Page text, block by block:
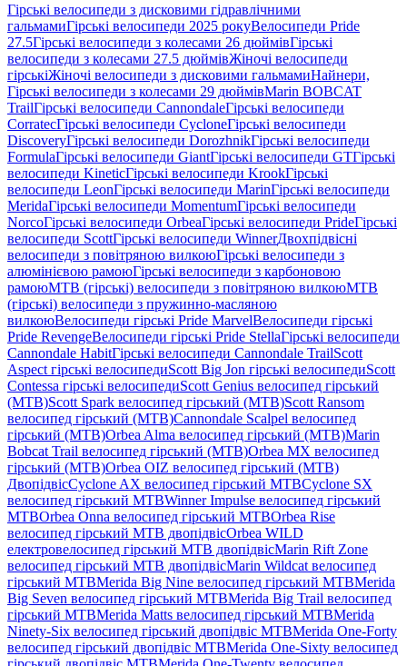
Гірські велосипеди з дисковими гідравлічними
гальмамиГірські велосипеди 2025 рокуВелосипеди Pride
27.5Гірські велосипеди з колесами 26 дюймівГірські
велосипеди з колесами 27.5 дюймівЖіночі велосипеди
гірськіЖіночі велосипеди з дисковими гальмамиНайнери,
Гірські велосипеди з колесами 29 дюймівMarin BOBCAT
TrailГірські велосипеди CannondaleГірські велосипеди
CorratecГірські велосипеди CycloneГірські велосипеди
DiscoveryГірські велосипеди DorozhnikГірські велосипеди
FormulaГірські велосипеди GiantГірські велосипеди GTГірські
велосипеди KineticГірські велосипеди KrookГірські
велосипеди LeonГірські велосипеди MarinГірські велосипеди
MeridaГірські велосипеди MomentumГірські велосипеди
NorcoГірські велосипеди OrbeaГірські велосипеди PrideГірські
велосипеди ScottГірські велосипеди WinnerДвохпідвісні
велосипеди з повітряною вилкоюГірські велосипеди з
алюмінієвою рамоюГірські велосипеди з карбоновою
рамоюMTB (гірські) велосипеди з повітряною вилкоюMTB
(гірські) велосипеди з пружинно-масляною
вилкоюВелосипеди гірські Pride MarvelВелосипеди гірські
Pride RevengeВелосипеди гірські Pride StellaГірські велосипеди
Cannondale HabitГірські велосипеди Cannondale TrailScott
Aspect гірські велосипедиScott Big Jon гірські велосипедиScott
Contessa гірські велосипедиScott Genius велосипед гірський
(MTB)Scott Spark велосипед гірський (MTB)Scott Ransom
велосипед гірський (MTB)Cannondale Scalpel велосипед
гірський (MTB)Orbea Alma велосипед гірський (MTB)Marin
Bobcat Trail велосипед гірський (MTB)Orbea MX велосипед
гірський (MTB)Orbea OIZ велосипед гірський (MTB)
ДвопідвісCyclone AX велосипед гірський MTBCyclone SX
велосипед гірський MTBWinner Impulse велосипед гірський
MTBOrbea Onna велосипед гірський MTBOrbea Rise
велосипед гірський MTB двопідвісOrbea WILD
електровелосипед гірський MTB двопідвісMarin Rift Zone
велосипед гірський MTB двопідвісMarin Wildcat велосипед
гірський MTBMerida Big Nine велосипед гірський MTBMerida
Big Seven велосипед гірський MTBMerida Big Trail велосипед
гірський MTBMerida Matts велосипед гірський MTBMerida
Ninety-Six велосипед гірський двопідвіс MTBMerida One-Forty
велосипед гірський двопідвіс MTBMerida One-Sixty велосипед